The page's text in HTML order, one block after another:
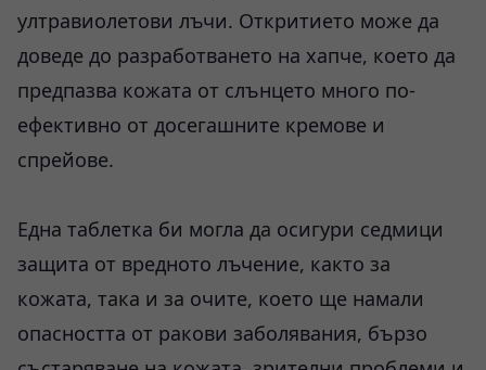
ултравиолетови лъчи. Откритието може да
доведе до разработването на хапче, което да
предпазва кожата от слънцето много по-
ефективно от досегашните кремове и
спрейове.
Една таблетка би могла да осигури седмици
защита от вредното лъчение, както за
кожата, така и за очите, което ще намали
опасността от ракови заболявания, бързо